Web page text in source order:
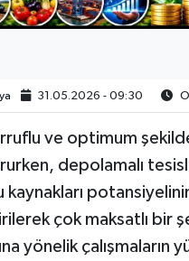
31.05.2026 - 09:30
ve optimum şekilde
depolamalı
kaynakları
çok maksatlı bir
yönelik çalışmaların